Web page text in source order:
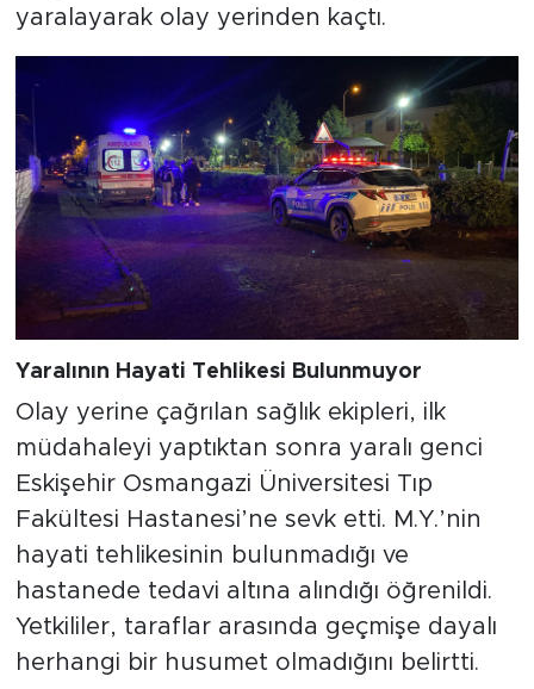
yaralayarak olay yerinden kaçtı.
Yaralının Hayati Tehlikesi Bulunmuyor
Olay yerine çağrılan sağlık ekipleri, ilk
müdahaleyi yaptıktan sonra yaralı genci
Eskişehir Osmangazi Üniversitesi Tıp
Fakültesi Hastanesi’ne sevk etti. M.Y.’nin
hayati tehlikesinin bulunmadığı ve
hastanede tedavi altına alındığı öğrenildi.
Yetkililer, taraflar arasında geçmişe dayalı
herhangi bir husumet olmadığını belirtti.